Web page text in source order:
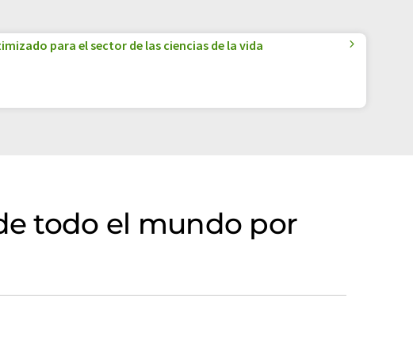
para el sector de las ciencias de la vida
todo el mundo por